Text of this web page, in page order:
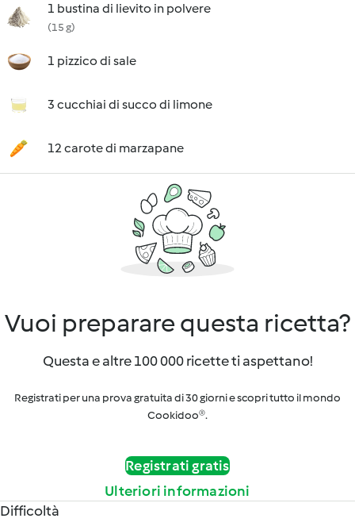
1 bustina di lievito in polvere
(15 g)
1 pizzico di sale
3 cucchiai di succo di limone
12 carote di marzapane
Vuoi preparare questa ricetta?
Questa e altre 100 000 ricette ti aspettano!
Registrati per una prova gratuita di 30 giorni e scopri tutto il mondo
Cookidoo®.
Registrati gratis
Ulteriori informazioni
Difficoltà